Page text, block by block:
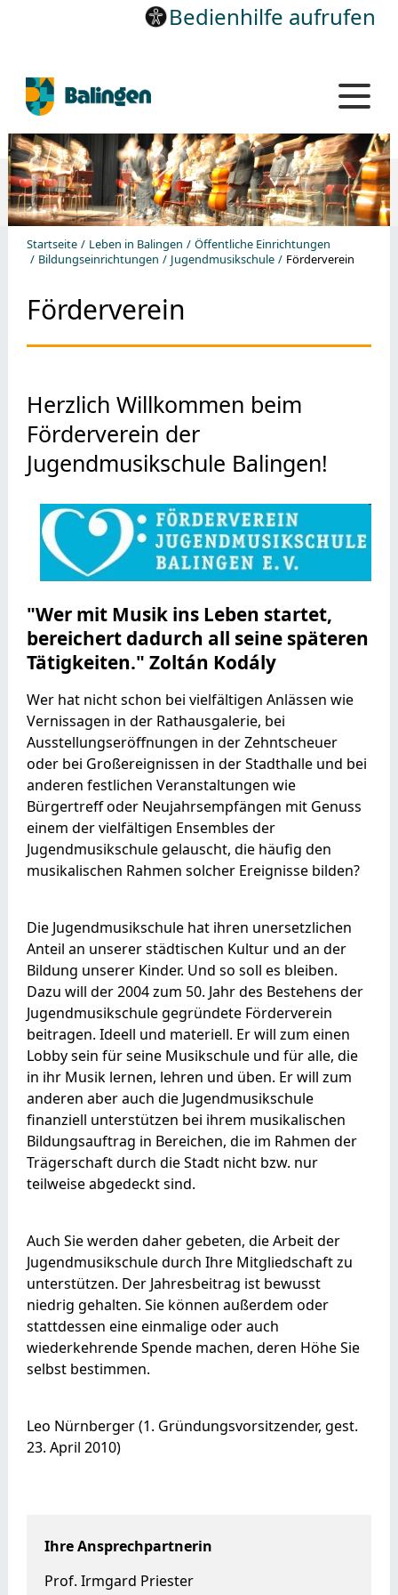
Bedienhilfe aufrufen
Startseite Leben in Balingen
Öffentliche Einrichtungen
Bildungseinrichtungen
Jugendmusikschule Förderverein
Ihre Ansprechpartnerin
Prof. Irmgard Priester
Förderverein
Herzlich Willkommen beim
Förderverein der
Jugendmusikschule Balingen!
"Wer mit Musik ins Leben startet,
bereichert dadurch all seine späteren
Tätigkeiten." Zoltán Kodály
Wer hat nicht schon bei vielfältigen Anlässen wie
Vernissagen in der Rathausgalerie, bei
Ausstellungseröffnungen in der Zehntscheuer
oder bei Großereignissen in der Stadthalle und bei
anderen festlichen Veranstaltungen wie
Bürgertreff oder Neujahrsempfängen mit Genuss
einem der vielfältigen Ensembles der
Jugendmusikschule gelauscht, die häufig den
musikalischen Rahmen solcher Ereignisse bilden?
Die Jugendmusikschule hat ihren unersetzlichen
Anteil an unserer städtischen Kultur und an der
Bildung unserer Kinder. Und so soll es bleiben.
Dazu will der 2004 zum 50. Jahr des Bestehens der
Jugendmusikschule gegründete Förderverein
beitragen. Ideell und materiell. Er will zum einen
Lobby sein für seine Musikschule und für alle, die
in ihr Musik lernen, lehren und üben. Er will zum
anderen aber auch die Jugendmusikschule
finanziell unterstützen bei ihrem musikalischen
Bildungsauftrag in Bereichen, die im Rahmen der
Trägerschaft durch die Stadt nicht bzw. nur
teilweise abgedeckt sind.
Auch Sie werden daher gebeten, die Arbeit der
Jugendmusikschule durch Ihre Mitgliedschaft zu
unterstützen. Der Jahresbeitrag ist bewusst
niedrig gehalten. Sie können außerdem oder
stattdessen eine einmalige oder auch
wiederkehrende Spende machen, deren Höhe Sie
selbst bestimmen.
Leo Nürnberger (1. Gründungsvorsitzender, gest.
23. April 2010)